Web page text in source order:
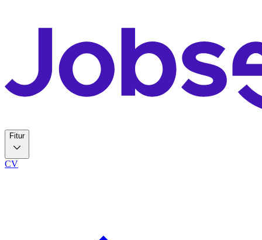
Fitur
CV